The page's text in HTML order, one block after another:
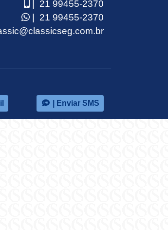
| 21 99455-2370
| 21 99455-2370
| Enviar SMS